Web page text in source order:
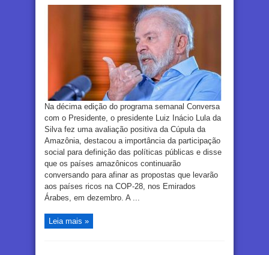
Na décima edição do programa semanal Conversa
com o Presidente, o presidente Luiz Inácio Lula da
Silva fez uma avaliação positiva da Cúpula da
Amazônia, destacou a importância da participação
social para definição das políticas públicas e disse
que os países amazônicos continuarão
conversando para afinar as propostas que levarão
aos países ricos na COP-28, nos Emirados
Árabes, em dezembro. A ...
Leia mais »